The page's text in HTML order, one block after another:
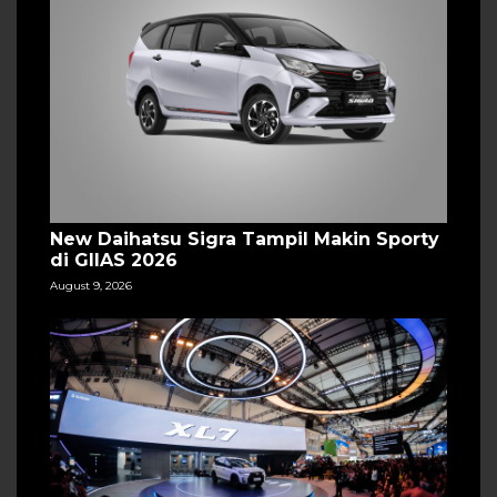
New Daihatsu Sigra Tampil Makin Sporty
di GIIAS 2026
August 9, 2026